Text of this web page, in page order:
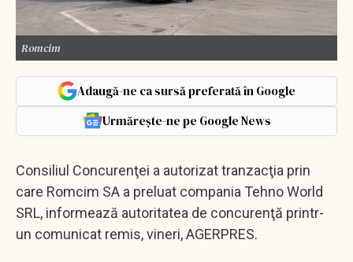
Romcim
Adaugă-ne ca sursă preferată în Google
Urmărește-ne pe Google News
Consiliul Concurenţei a autorizat tranzacţia prin
care Romcim SA a preluat compania Tehno World
SRL, informează autoritatea de concurenţă printr-
un comunicat remis, vineri, AGERPRES.